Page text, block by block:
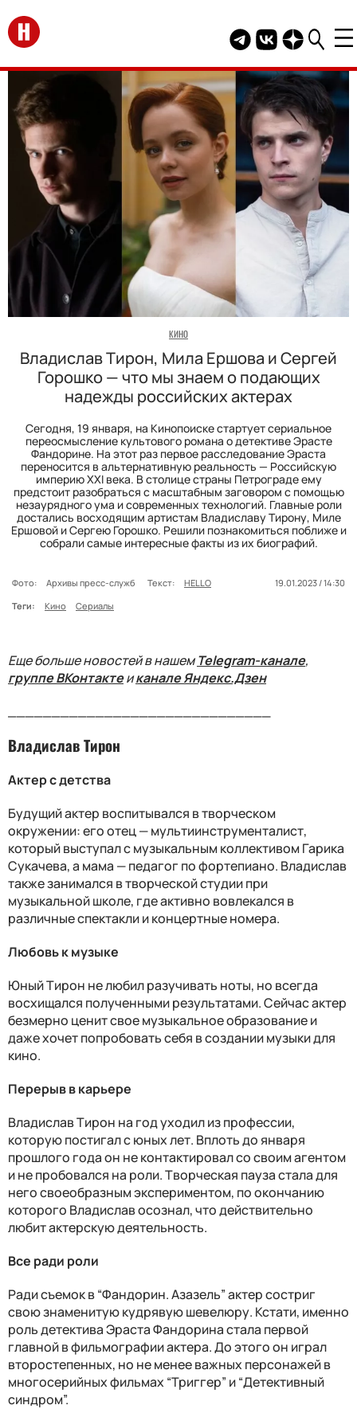
Перейти на главную
Telegram канал
Группа HELLO
Канал
КИНО
Владислав Тирон, Мила Ершова и Сергей
Горошко — что мы знаем о подающих
надежды российских актерах
Сегодня, 19 января, на Кинопоиске стартует сериальное
переосмысление культового романа о детективе Эрасте
Фандорине. На этот раз первое расследование Эраста
переносится в альтернативную реальность — Российскую
империю XXI века. В столице страны Петрограде ему
предстоит разобраться с масштабным заговором с помощью
незаурядного ума и современных технологий. Главные роли
достались восходящим артистам Владиславу Тирону, Миле
Ершовой и Сергею Горошко. Решили познакомиться поближе и
собрали самые интересные факты из их биографий.
Фото: Архивы пресс-служб Текст: HELLO
19.01.2023 / 14:30
Теги:
Кино Сериалы
Еще больше новостей в нашемTelegram-канале,
группе ВКонтактеиканале Яндекс.Дзен
Владислав Тирон
Актер с детства
Будущий актер воспитывался в творческом
окружении: его отец — мультиинструменталист,
который выступал с музыкальным коллективом Гарика
Сукачева, а мама — педагог по фортепиано. Владислав
также занимался в творческой студии при
музыкальной школе, где активно вовлекался в
различные спектакли и концертные номера.
Любовь к музыке
Юный Тирон не любил разучивать ноты, но всегда
восхищался полученными результатами. Сейчас актер
безмерно ценит свое музыкальное образование и
даже хочет попробовать себя в создании музыки для
кино.
Перерыв в карьере
Владислав Тирон на год уходил из профессии,
которую постигал с юных лет. Вплоть до января
прошлого года он не контактировал со своим агентом
и не пробовался на роли. Творческая пауза стала для
него своеобразным экспериментом, по окончанию
которого Владислав осознал, что действительно
любит актерскую деятельность.
Все ради роли
Ради съемок в “Фандорин. Азазель” актер состриг
свою знаменитую кудрявую шевелюру. Кстати, именно
роль детектива Эраста Фандорина стала первой
главной в фильмографии актера. До этого он играл
второстепенных, но не менее важных персонажей в
многосерийных фильмах “Триггер” и “Детективный
синдром”.